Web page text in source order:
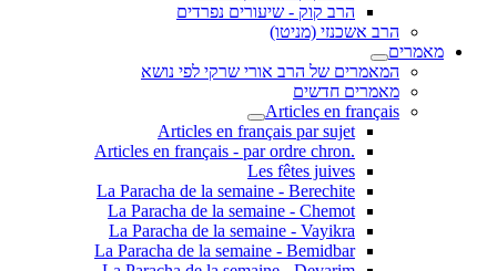
הרב קוק - שיעורים נפרדים
הרב אשכנזי (מניטו)
מאמרים
המאמרים של הרב אורי שרקי לפי נושא
מאמרים חדשים
Articles en français
Articles en français par sujet
.Articles en français - par ordre chron
Les fêtes juives
La Paracha de la semaine - Berechite
La Paracha de la semaine - Chemot
La Paracha de la semaine - Vayikra
La Paracha de la semaine - Bemidbar